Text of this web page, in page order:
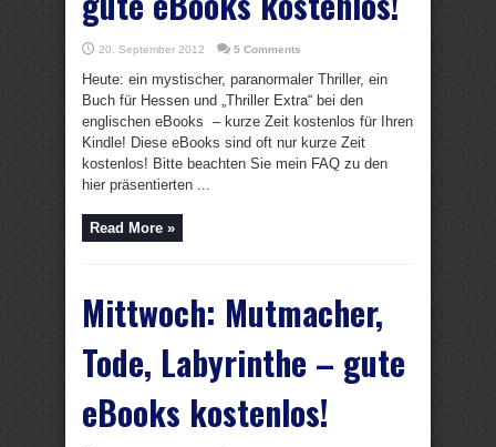
20. September 2012 5 Comments
Heute: ein mystischer, paranormaler Thriller, ein
Buch für Hessen und „Thriller Extra“ bei den
englischen eBooks – kurze Zeit kostenlos für Ihren
Kindle! Diese eBooks sind oft nur kurze Zeit
kostenlos! Bitte beachten Sie mein FAQ zu den
hier präsentierten ...
Read More »
Mittwoch: Mutmacher,
Tode, Labyrinthe – gute
eBooks kostenlos!